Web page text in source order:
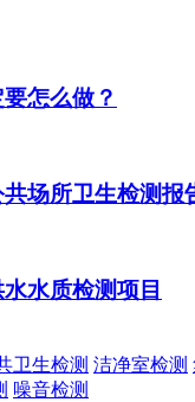
怎么做？
场所卫生检测报
水质检测项目
卫生检测 洁净室检测
噪音检测